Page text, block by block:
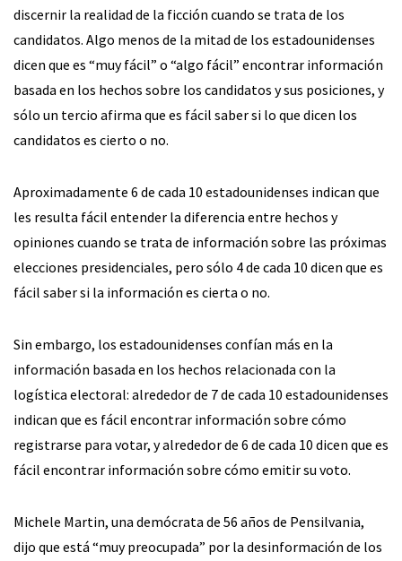
discernir la realidad de la ficción cuando se trata de los
candidatos. Algo menos de la mitad de los estadounidenses
dicen que es “muy fácil” o “algo fácil” encontrar información
basada en los hechos sobre los candidatos y sus posiciones, y
sólo un tercio afirma que es fácil saber si lo que dicen los
candidatos es cierto o no.
Aproximadamente 6 de cada 10 estadounidenses indican que
les resulta fácil entender la diferencia entre hechos y
opiniones cuando se trata de información sobre las próximas
elecciones presidenciales, pero sólo 4 de cada 10 dicen que es
fácil saber si la información es cierta o no.
Sin embargo, los estadounidenses confían más en la
información basada en los hechos relacionada con la
logística electoral: alrededor de 7 de cada 10 estadounidenses
indican que es fácil encontrar información sobre cómo
registrarse para votar, y alrededor de 6 de cada 10 dicen que es
fácil encontrar información sobre cómo emitir su voto.
Michele Martin, una demócrata de 56 años de Pensilvania,
dijo que está “muy preocupada” por la desinformación de los